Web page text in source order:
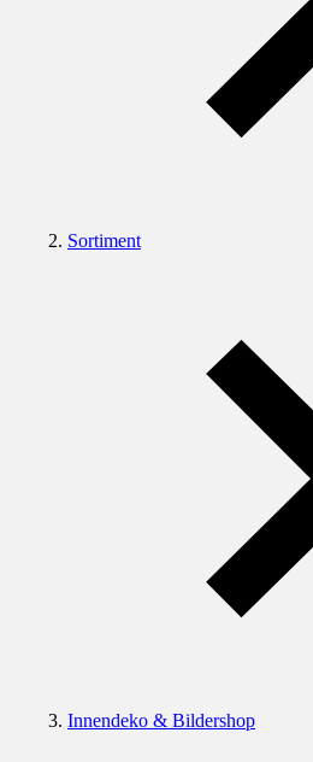
Sortiment
Innendeko & Bildershop